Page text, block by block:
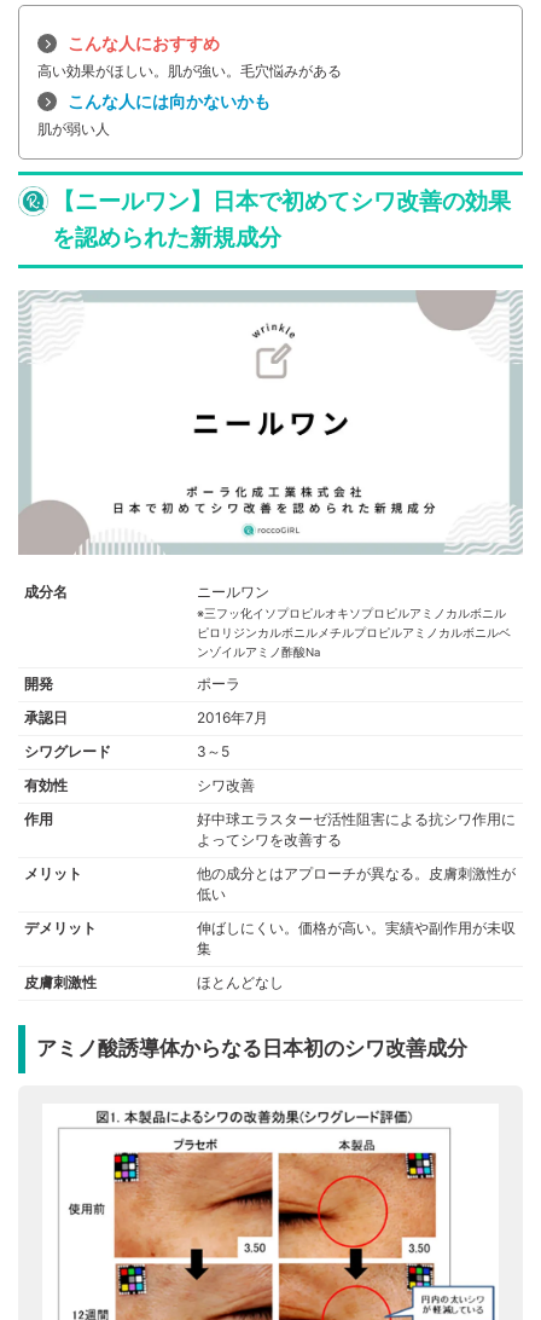
こんな人におすすめ
高い効果がほしい。肌が強い。毛穴悩みがある
こんな人には向かないかも
肌が弱い人
【ニールワン】日本で初めてシワ改善の効果
を認められた新規成分
成分名 ニールワン
※三フッ化イソプロピルオキソプロピルアミノカルボニル
ピロリジンカルボニルメチルプロピルアミノカルボニルベ
ンゾイルアミノ酢酸Na
開発
ポーラ
承認日
2016年7月
シワグレード
3～5
有効性
シワ改善
作用
好中球エラスターゼ活性阻害による抗シワ作用に
よってシワを改善する
メリット
他の成分とはアプローチが異なる。皮膚刺激性が
低い
デメリット
伸ばしにくい。価格が高い。実績や副作用が未収
集
皮膚刺激性
ほとんどなし
アミノ酸誘導体からなる日本初のシワ改善成分